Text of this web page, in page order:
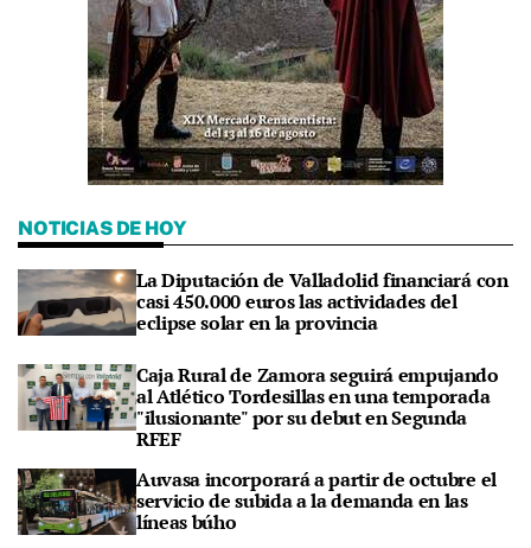
NOTICIAS DE HOY
La Diputación de Valladolid financiará con
casi 450.000 euros las actividades del
eclipse solar en la provincia
Caja Rural de Zamora seguirá empujando
al Atlético Tordesillas en una temporada
"ilusionante" por su debut en Segunda
RFEF
Auvasa incorporará a partir de octubre el
servicio de subida a la demanda en las
líneas búho